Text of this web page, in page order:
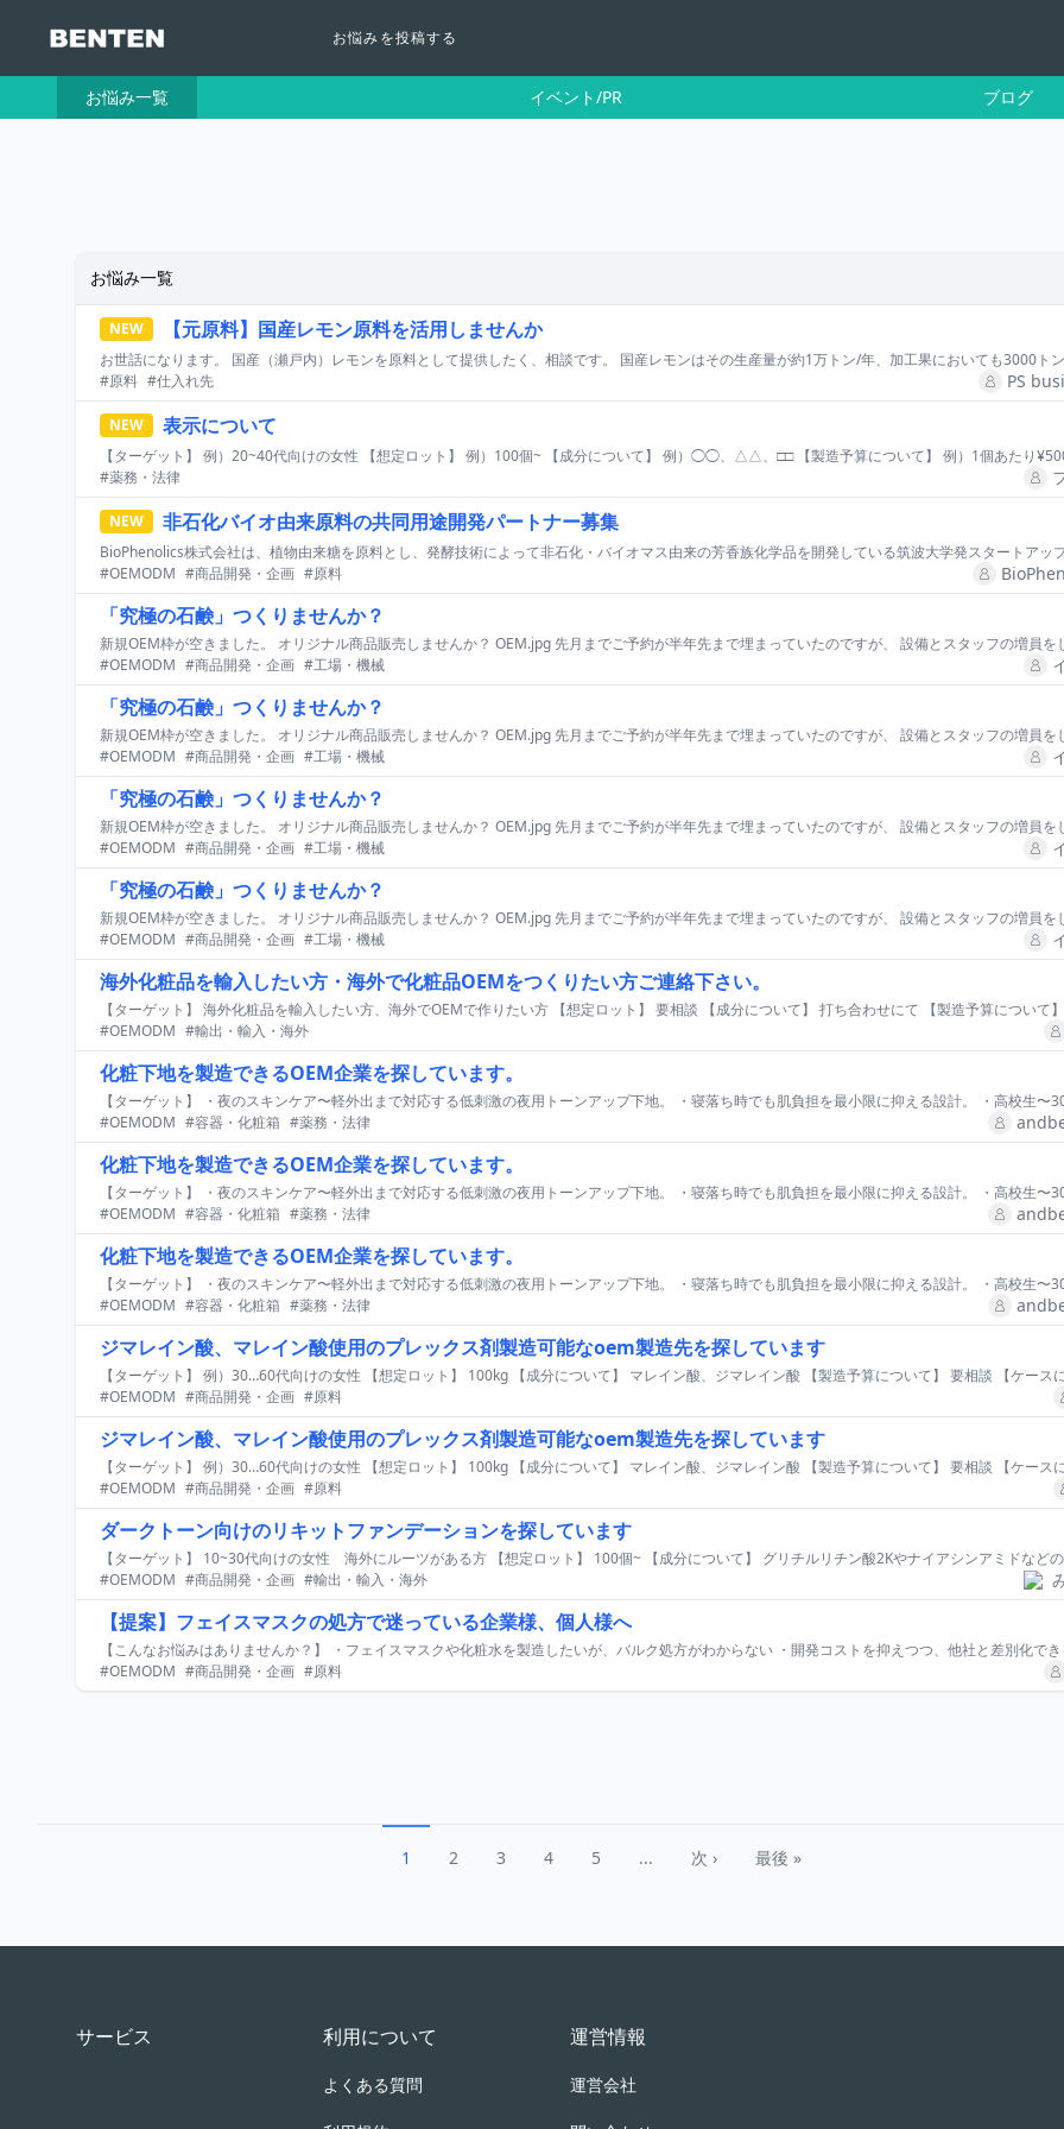
お悩みを投稿する
お悩み一覧 イベント/PR ブログ
お悩み一覧
NEW 【元原料】国産レモン原料を活用しませんか
#原料 #仕入れ先 PS
NEW 表示について
#薬務・法律
NEW 非石化バイオ由来原料の共同用途開発パートナー募集
#OEMODM #商品開発・企画 #原料
「究極の石鹸」つくりませんか？
#OEMODM #商品開発・企画 #工場・機械
「究極の石鹸」つくりませんか？
#OEMODM #商品開発・企画 #工場・機械
「究極の石鹸」つくりませんか？
#OEMODM #商品開発・企画 #工場・機械
「究極の石鹸」つくりませんか？
#OEMODM #商品開発・企画 #工場・機械
海外化粧品を輸入したい方・海外で化粧品OEMをつくりたい方ご連絡下さい。
#OEMODM #輸出・輸入・海外
化粧下地を製造できるOEM企業を探しています。
#OEMODM #容器・化粧箱 #薬務・法律
化粧下地を製造できるOEM企業を探しています。
#OEMODM #容器・化粧箱 #薬務・法律
化粧下地を製造できるOEM企業を探しています。
#OEMODM #容器・化粧箱 #薬務・法律
ジマレイン酸、マレイン酸使用のプレックス剤製造可能なoem製造先を探しています
#OEMODM #商品開発・企画 #原料
ジマレイン酸、マレイン酸使用のプレックス剤製造可能なoem製造先を探しています
#OEMODM #商品開発・企画 #原料
ダークトーン向けのリキットファンデーションを探しています
#OEMODM #商品開発・企画 #輸出・輸入・海外
【提案】フェイスマスクの処方で迷っている企業様、個人様へ
#OEMODM #商品開発・企画 #原料
1 2 3 4 5 ... 次 › 最後 »
サービス 利用について
よくある質問
運営情報
運営会社